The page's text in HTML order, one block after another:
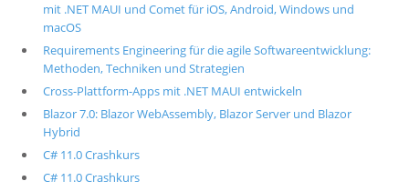
mit .NET MAUI und Comet für iOS, Android, Windows und
macOS
Requirements Engineering für die agile Softwareentwicklung:
Methoden, Techniken und Strategien
Cross-Plattform-Apps mit .NET MAUI entwickeln
Blazor 7.0: Blazor WebAssembly, Blazor Server und Blazor
Hybrid
C# 11.0 Crashkurs
C# 11.0 Crashkurs